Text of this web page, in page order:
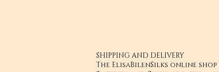
SHIPPING AND DELIVERY
The ElisaBilenSilks online